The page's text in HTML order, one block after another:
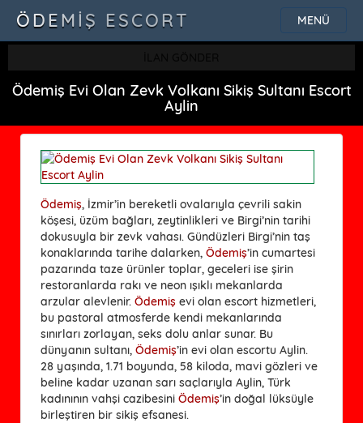
MENÜ
ÖDEMIŞ ESCORT
Ödemiş Evi Olan Zevk Volkanı Sikiş Sultanı Escort
Aylin
Ödemiş, İzmir’in bereketli ovalarıyla çevrili sakin
köşesi, üzüm bağları, zeytinlikleri ve Birgi’nin tarihi
dokusuyla bir zevk vahası. Gündüzleri Birgi’nin taş
konaklarında tarihe dalarken, Ödemiş’in cumartesi
pazarında taze ürünler toplar, geceleri ise şirin
restoranlarda rakı ve neon ışıklı mekanlarda
arzular alevlenir. Ödemiş evi olan escort hizmetleri,
bu pastoral atmosferde kendi mekanlarında
sınırları zorlayan, seks dolu anlar sunar. Bu
dünyanın sultanı, Ödemiş’in evi olan escortu Aylin.
28 yaşında, 1.71 boyunda, 58 kiloda, mavi gözleri ve
beline kadar uzanan sarı saçlarıyla Aylin, Türk
kadınının vahşi cazibesini Ödemiş’in doğal lüksüyle
birleştiren bir sikiş efsanesi.